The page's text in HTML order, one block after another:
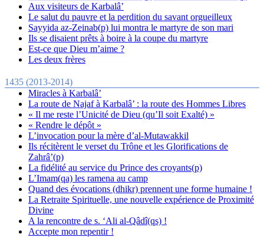
Aux visiteurs de Karbalâ’
Le salut du pauvre et la perdition du savant orgueilleux
Sayyida az-Zeinab( p) lui montra le martyre de son mari
Ils se disaient prêts à boire à la coupe du martyre
Est-ce que Dieu m’aime ?
Les deux frères
1435 (2013-2014)
Miracles à Karbalâ’
La route de Najaf à Karbalâ’ : la route des Hommes Libres
« Il me reste l’Unicité de Dieu (qu’Il soit Exalté) »
« Rendre le dépôt »
L’invocation pour la mère d’al-Mutawakkil
Ils récitèrent le verset du Trône et les Glorifications de
Zahrâ’(p)
La fidélité au service du Prince des croyants(p)
L’Imam(qa) les ramena au camp
Quand des évocations (dhikr) prennent une forme humaine !
La Retraite Spirituelle, une nouvelle expérience de Proximité
Divine
A la rencontre de s. ‘Ali al-Qâdî(qs) !
Accepte mon repentir !